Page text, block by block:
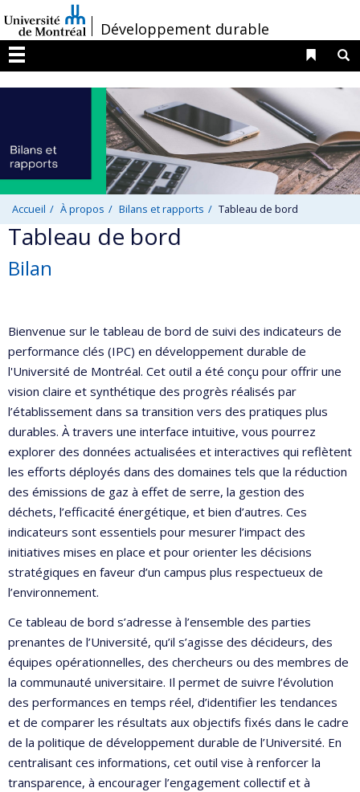
au
contenu
/Développement durable
Menu
Liens
Accueil À propos Bilans et rapports Tableau de bord
Tableau de bord
Bilan
Bienvenue sur le tableau de bord de suivi des indicateurs de
performance clés (IPC) en développement durable de
l'Université de Montréal. Cet outil a été conçu pour offrir une
vision claire et synthétique des progrès réalisés par
l’établissement dans sa transition vers des pratiques plus
durables. À travers une interface intuitive, vous pourrez
explorer des données actualisées et interactives qui reflètent
les efforts déployés dans des domaines tels que la réduction
des émissions de gaz à effet de serre, la gestion des
déchets, l’efficacité énergétique, et bien d’autres. Ces
indicateurs sont essentiels pour mesurer l’impact des
initiatives mises en place et pour orienter les décisions
stratégiques en faveur d’un campus plus respectueux de
l’environnement.
Ce tableau de bord s’adresse à l’ensemble des parties
prenantes de l’Université, qu’il s’agisse des décideurs, des
équipes opérationnelles, des chercheurs ou des membres de
la communauté universitaire. Il permet de suivre l’évolution
des performances en temps réel, d’identifier les tendances
et de comparer les résultats aux objectifs fixés dans le cadre
de la politique de développement durable de l’Université. En
centralisant ces informations, cet outil vise à renforcer la
transparence, à encourager l’engagement collectif et à